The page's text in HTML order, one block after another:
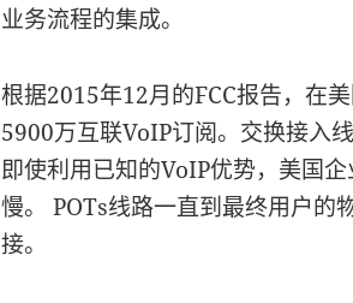
业务流程的集成。
根据2015年12月的FCC报告，在
5900万互联VoIP订阅。交换接入
即使利用已知的VoIP优势，美国
慢。 POTs线路一直到最终用户的
接。